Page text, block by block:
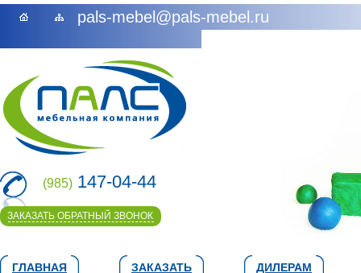
pals-mebel@pals-mebel.ru
(985) 147-04-44
ЗАКАЗАТЬ ОБРАТНЫЙ ЗВОНОК
ГЛАВНАЯ ЗАКАЗАТЬ ДИЛЕРАМ